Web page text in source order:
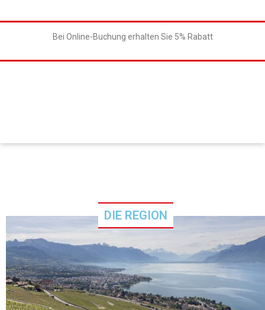
Bei Online-Buchung erhalten Sie 5% Rabatt
DIE REGION